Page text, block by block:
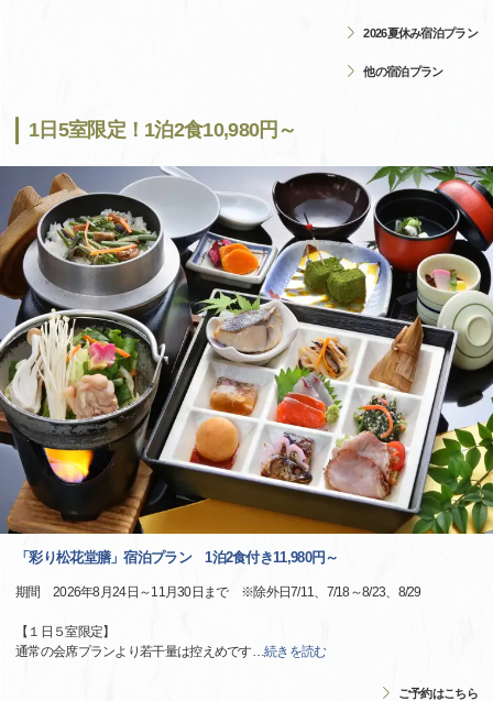
2026夏休み宿泊プラン
他の宿泊プラン
1日5室限定！1泊2食10,980円～
「彩り松花堂膳」宿泊プラン 1泊2食付き11,980円～
期間 2026年8月24日～11月30日まで ※除外日7/11、7/18～8/23、8/29
【１日５室限定】
通常の会席プランより若干量は控えめです…続きを読む
ご予約はこちら